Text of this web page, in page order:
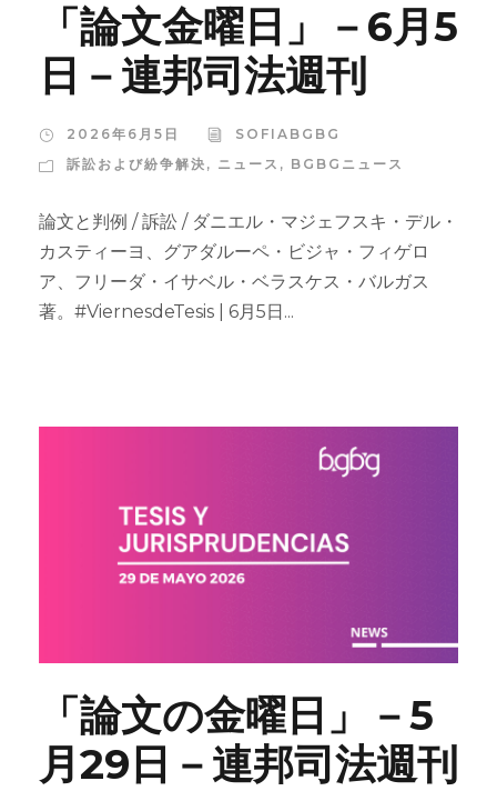
「論文金曜日」－6月5
日－連邦司法週刊
2026年6月5日
SOFIABGBG
訴訟および紛争解決 , ニュース , BGBGニュース
論文と判例 / 訴訟 / ダニエル・マジェフスキ・デル・
カスティーヨ、グアダルーペ・ビジャ・フィゲロ
ア、フリーダ・イサベル・ベラスケス・バルガス
著。#ViernesdeTesis | 6月5日...
「論文の金曜日」－5
月29日－連邦司法週刊